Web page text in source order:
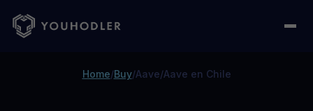
Home/Buy/Aave/Aave en Chile